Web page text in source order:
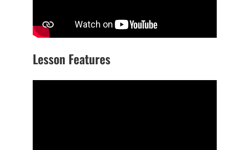
Lesson Features